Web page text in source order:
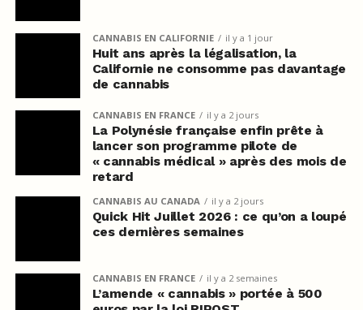
CANNABIS EN CALIFORNIE il y a 1 jour
Huit ans après la légalisation, la
Californie ne consomme pas davantage
de cannabis
CANNABIS EN FRANCE il y a 2 jours
La Polynésie française enfin prête à
lancer son programme pilote de
« cannabis médical » après des mois de
retard
CANNABIS AU CANADA il y a 2 jours
Quick Hit Juillet 2026 : ce qu’on a loupé
ces dernières semaines
CANNABIS EN FRANCE il y a 2 semaines
L’amende « cannabis » portée à 500